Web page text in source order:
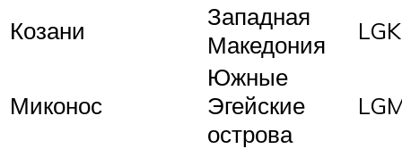
Козани
Западная
Македония
Миконос
Южные
Эгейские
острова